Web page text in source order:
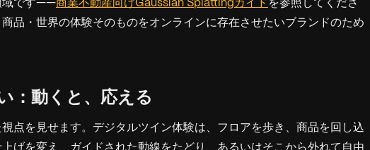
域です——商業不動産向けGaussian Splattingガイド を参照してくださ
品・世界の体験そのものをオンラインに存在させたいブランドのため
：動くと、応える
点を見せます。デジタルツイン体験は、フロアを歩き、商品を回し込
げを変え、ガイドされた動線をたどり、あるいはそこから外れて自由